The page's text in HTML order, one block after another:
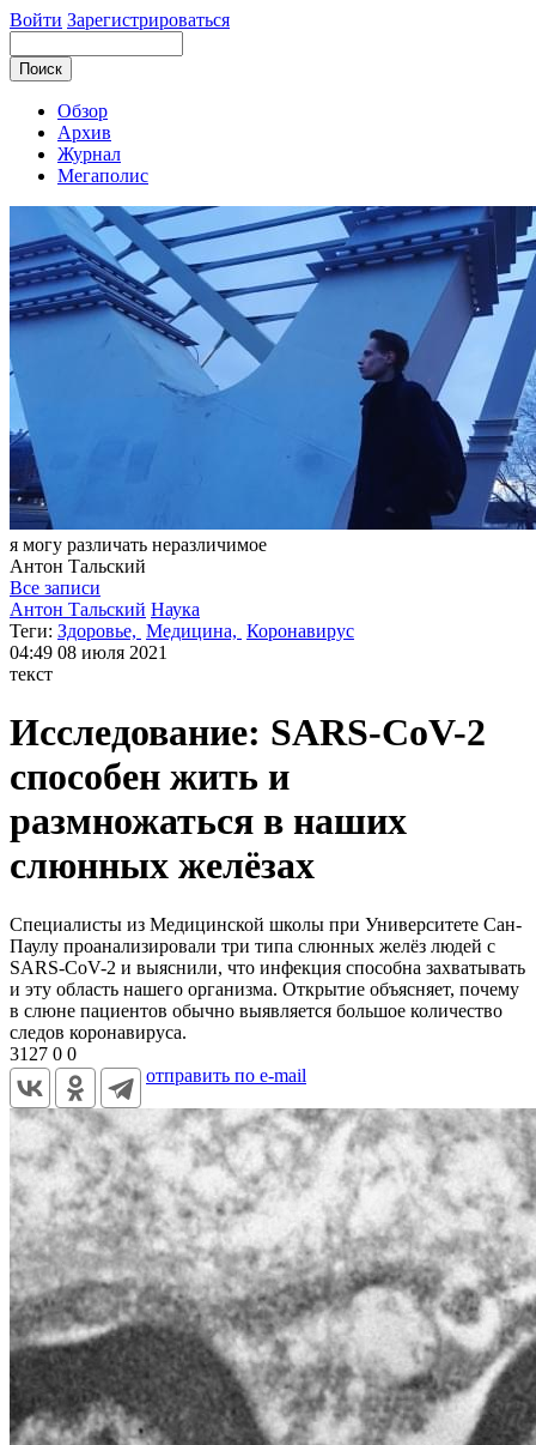
Войти Зарегистрироваться
Обзор
Архив
Журнал
Мегаполис
я могу различать неразличимое
Антон Тальский
Все записи
Антон Тальский Наука
Теги: Здоровье, Медицина, Коронавирус
04:49 08 июля 2021
текст
Исследование: SARS-CoV-2
способен жить и
размножаться в наших
слюнных желëзах
Специалисты из Медицинской школы при Университете Сан-
Паулу проанализировали три типа слюнных желёз людей с
SARS-CoV-2 и выяснили, что инфекция способна захватывать
и эту область нашего организма. Открытие объясняет, почему
в слюне пациентов обычно выявляется большое количество
следов коронавируса.
3127 0 0
отправить по e-mail